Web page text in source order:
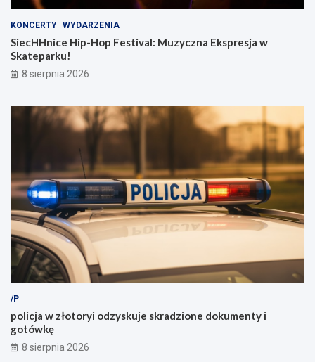
KONCERTY WYDARZENIA
SiecHHnice Hip-Hop Festival: Muzyczna Ekspresja w
Skateparku!
8 sierpnia 2026
/P
policja w złotoryi odzyskuje skradzione dokumenty i
gotówkę
8 sierpnia 2026